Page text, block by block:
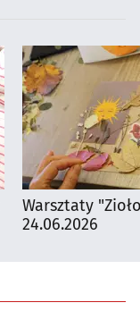
Warsztaty
24.06.2026